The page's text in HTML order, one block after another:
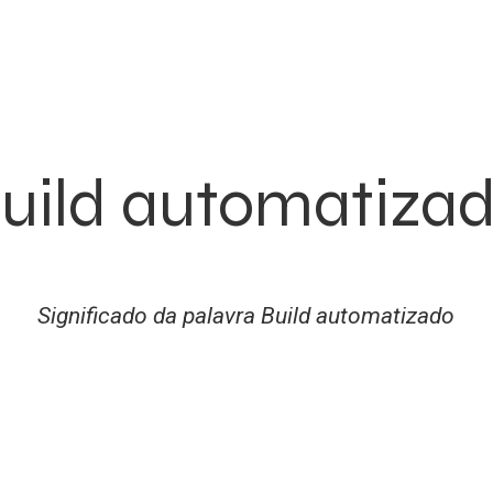
Significado da palavra Build automatizado